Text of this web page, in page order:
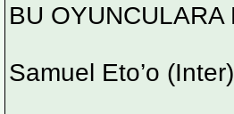
BU OYUNCULARA
Samuel Eto’o (Inter)